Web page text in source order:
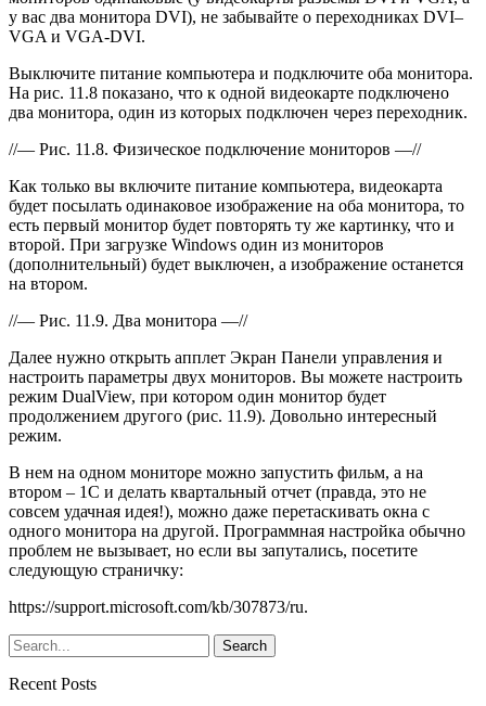
у вас два монитора DVI), не забывайте о переходниках DVI–
VGA и VGA-DVI.
Выключите питание компьютера и подключите оба монитора.
На рис. 11.8 показано, что к одной видеокарте подключено
два монитора, один из которых подключен через переходник.
//— Рис. 11.8. Физическое подключение мониторов —//
Как только вы включите питание компьютера, видеокарта
будет посылать одинаковое изображение на оба монитора, то
есть первый монитор будет повторять ту же картинку, что и
второй. При загрузке Windows один из мониторов
(дополнительный) будет выключен, а изображение останется
на втором.
//— Рис. 11.9. Два монитора —//
Далее нужно открыть апплет Экран Панели управления и
настроить параметры двух мониторов. Вы можете настроить
режим DualView, при котором один монитор будет
продолжением другого (рис. 11.9). Довольно интересный
режим.
В нем на одном мониторе можно запустить фильм, а на
втором – 1C и делать квартальный отчет (правда, это не
совсем удачная идея!), можно даже перетаскивать окна с
одного монитора на другой. Программная настройка обычно
проблем не вызывает, но если вы запутались, посетите
следующую страничку:
https://support.microsoft.com/kb/307873/ru.
Recent Posts